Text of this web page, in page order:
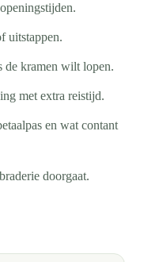
uitstappen.
de kramen wilt lopen.
met extra reistijd.
en wat contant
doorgaat.